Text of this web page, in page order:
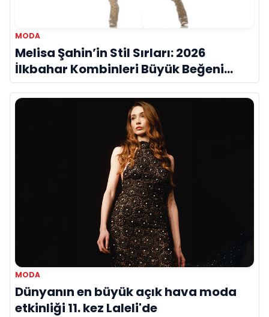
MODA
Melisa Şahin’in Stil Sırları: 2026
İlkbahar Kombinleri Büyük Beğeni
Topladı
MODA
Dünyanın en büyük açık hava moda
etkinliği 11. kez Laleli'de